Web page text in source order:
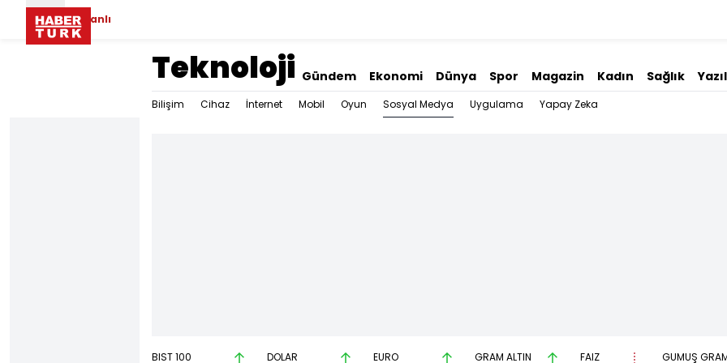
Canlı
Teknoloji Gündem Ekonomi Dünya Spor Magazin Kadın Sağlık
Bilişim Cihaz İnternet Mobil Oyun Sosyal Medya Uygulama Yapay Zeka
BIST 100 DOLAR EURO GRAM ALTIN FAİZ GÜMÜŞ